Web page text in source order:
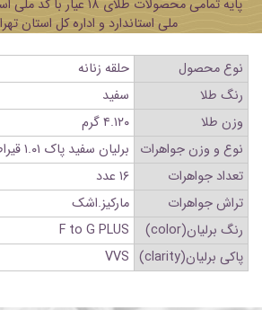
ملی استاندارد و اداره کل استان
نوع محصول
حلقه زنانه
رنگ طلا
سفید
وزن طلا
۴.۱۲۰ گرم
نوع و وزن جواهرات
برلیان سفید پاک ۱.۰۱ قیراط
تعداد جواهرات
۱۶ عدد
تراش جواهرات
مارکیز.اشک
رنگ برلیان(color)
F to G PLUS
پاکی برلیان(clarity)
VVS